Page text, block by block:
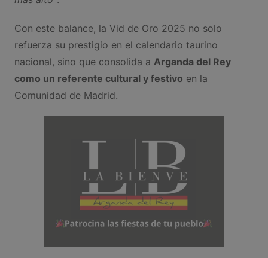
Con este balance, la Vid de Oro 2025 no solo
refuerza su prestigio en el calendario taurino
nacional, sino que consolida a Arganda del Rey
como un referente cultural y festivo en la
Comunidad de Madrid.